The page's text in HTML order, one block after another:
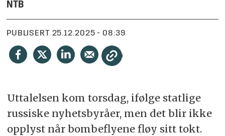
NTB
PUBLISERT 25.12.2025 - 08:39
Uttalelsen kom torsdag, ifølge statlige
russiske nyhetsbyråer, men det blir ikke
opplyst når bombeflyene fløy sitt tokt.